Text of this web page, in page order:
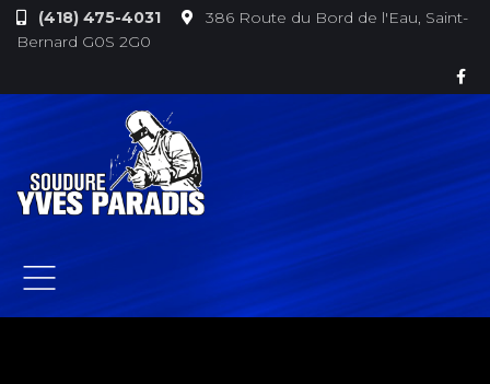
(418) 475-4031
386 Route du Bord de l'Eau, Saint-
Bernard G0S 2G0